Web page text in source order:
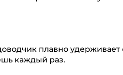
плавно
каждый раз.